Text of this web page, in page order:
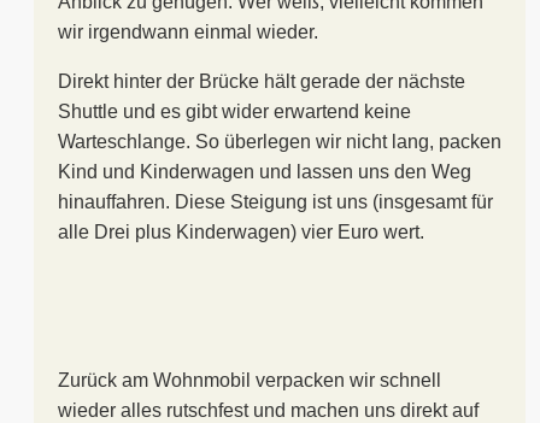
wir irgendwann einmal wieder.
Direkt hinter der Brücke hält gerade der nächste
Shuttle und es gibt wider erwartend keine
Warteschlange. So überlegen wir nicht lang, packen
Kind und Kinderwagen und lassen uns den Weg
hinauffahren. Diese Steigung ist uns (insgesamt für
alle Drei plus Kinderwagen) vier Euro wert.
Zurück am Wohnmobil verpacken wir schnell
wieder alles rutschfest und machen uns direkt auf